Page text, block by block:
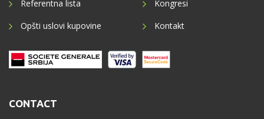
Referentna lista
Opšti uslovi kupovine
Kongresi
Kontakt
CONTACT